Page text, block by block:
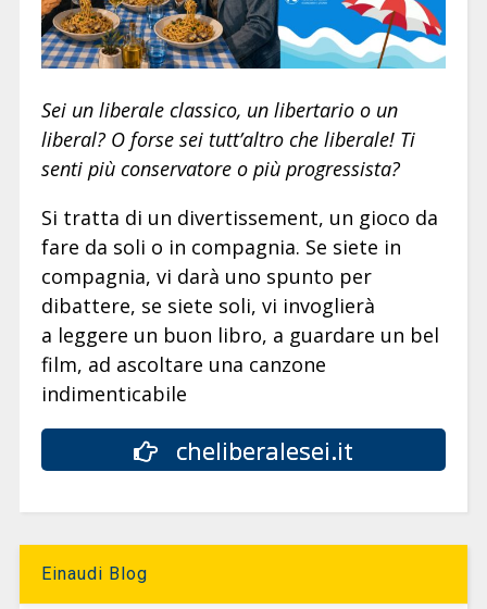
Sei un liberale classico, un libertario o un
liberal? O forse sei tutt’altro che liberale! Ti
senti più conservatore o più progressista?
Si tratta di un divertissement, un gioco da
fare da soli o in compagnia. Se siete in
compagnia, vi darà uno spunto per
dibattere, se siete soli, vi invoglierà
a leggere un buon libro, a guardare un bel
film, ad ascoltare una canzone
indimenticabile
cheliberalesei.it
Einaudi Blog